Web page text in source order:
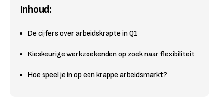
Inhoud:
De cijfers over arbeidskrapte in Q1
Kieskeurige werkzoekenden op zoek naar flexibiliteit
Hoe speel je in op een krappe arbeidsmarkt?